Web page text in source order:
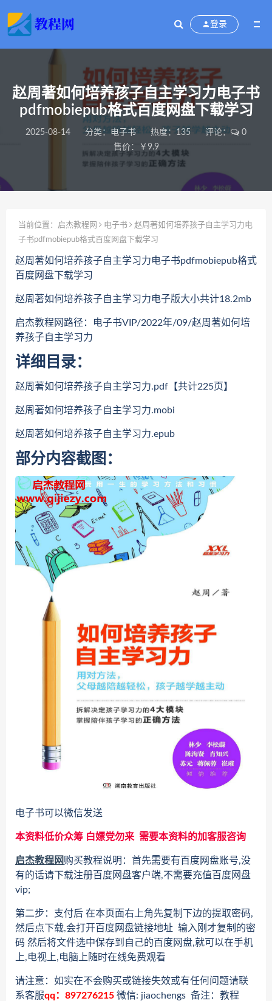
登录
赵周著如何培养孩子自主学习力电子书
pdfmobiepub格式百度网盘下载学习
2025-08-14 分类：电子书 热度：135 评论：
0
售价：￥9.9
当前位置： 启杰教程网 电子书
赵周著如何培养孩子自主学习力电
子书pdfmobiepub格式百度网盘下载学习
赵周著如何培养孩子自主学习力电子书pdfmobiepub格式
百度网盘下载学习
赵周著如何培养孩子自主学习力电子版大小共计18.2mb
启杰教程网路径：电子书VIP/2022年/09/赵周著如何培
养孩子自主学习力
详细目录：
赵周著如何培养孩子自主学习力.pdf【共计225页】
赵周著如何培养孩子自主学习力.mobi
赵周著如何培养孩子自主学习力.epub
部分内容截图：
电子书可以微信发送
本资料低价众筹 白嫖党勿来 需要本资料的加客服咨询
启杰教程网购买教程说明：首先需要有百度网盘账号,没
有的话请下载注册百度网盘客户端,不需要充值百度网盘
vip;
第二步：支付后 在本页面右上角先复制下边的提取密码,
然后点下载,会打开百度网盘链接地址 输入刚才复制的密
码 然后将文件选中保存到自己的百度网盘,就可以在手机
上,电视上,电脑上随时在线免费观看
请注意：如实在不会购买或链接失效或有任何问题请联
系客服qq：897276215 微信: jiaochengs 备注：教程